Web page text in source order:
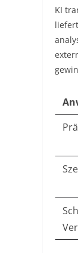
KI